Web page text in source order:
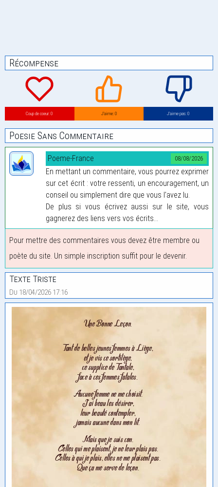
Récompense
Coup de coeur: 0 J’aime: 0 J’aime pas: 0
Poesie Sans Commentaire
08/08/2026
Poeme-France
En mettant un commentaire, vous pourrez exprimer
sur cet écrit : votre ressenti, un encouragement, un
conseil ou simplement dire que vous l'avez lu.
De plus si vous écrivez aussi sur le site, vous
gagnerez des liens vers vos écrits...
Pour mettre des commentaires vous devez être membre ou
poète du site. Un simple inscription suffit pour le devenir.
Texte Triste
Du 18/04/2026 17:16